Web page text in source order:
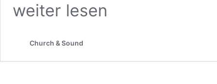
weiter lesen
Church & Sound